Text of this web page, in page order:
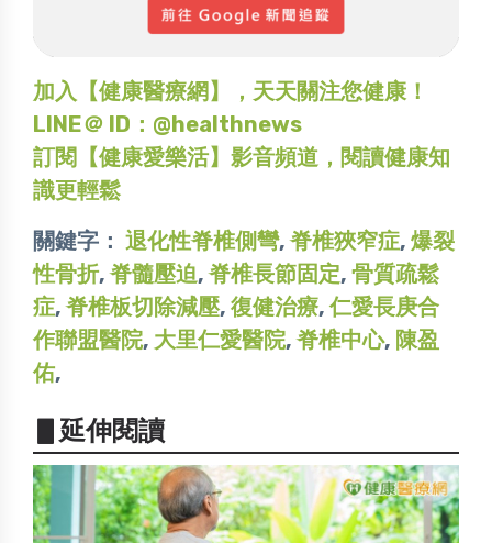
加入【健康醫療網】，天天關注您健康！
LINE＠ ID：@healthnews
訂閱【健康愛樂活】影音頻道，閱讀健康知
識更輕鬆
關鍵字： 退化性脊椎側彎,脊椎狹窄症, 爆裂
性骨折,脊髓壓迫,脊椎長節固定, 骨質疏鬆
症,脊椎板切除減壓, 復健治療,仁愛長庚合
作聯盟醫院, 大里仁愛醫院,脊椎中心, 陳盈
佑,
▋延伸閱讀